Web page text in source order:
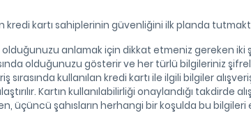
kredi kartı sahiplerinin güvenliğini ilk planda
anlamak için dikkat etmeniz gereken iki
olduğunuzu gösterir ve her türlü bilgileriniz
sırasında kullanılan kredi kartı ile ilgili bilgiler
Kartın kullanılabilirliği onaylandığı takdirde
şahısların herhangi bir koşulda bu bilgileri